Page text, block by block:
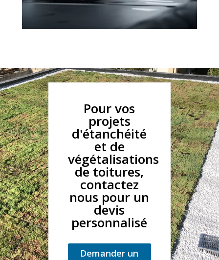
Pour vos
projets
d'étanchéité
et de
végétalisations
de toitures,
contactez
nous pour un
devis
personnalisé
Demander un